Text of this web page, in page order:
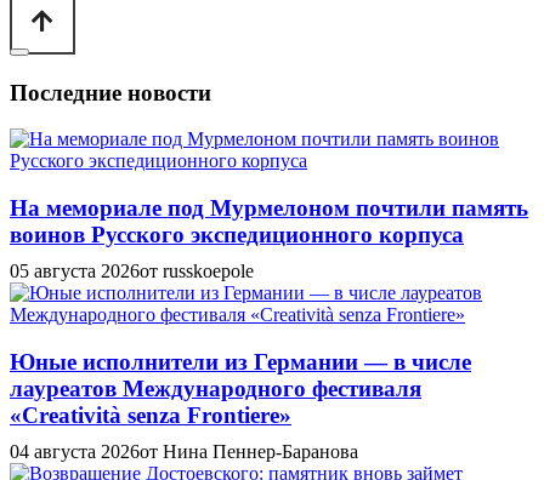
Последние новости
На мемориале под Мурмелоном почтили память
воинов Русского экспедиционного корпуса
05 августа 2026от russkoepole
Юные исполнители из Германии — в числе
лауреатов Международного фестиваля
«Creatività senza Frontiere»
04 августа 2026от Нина Пеннер-Баранова